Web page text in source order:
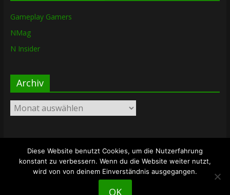
Gameplay Gamers
NMag
N Insider
Archiv
Archiv
Copyright © 2026The Lost Dungeon. Alle Rechte vorbehalten.
Theme: ColorMag vonThemeGrill. Bereitgestellt von
WordPress
Diese Website benutzt Cookies, um die Nutzerfahrung
konstant zu verbessern. Wenn du die Website weiter nutzt,
wird von von deinem Einverständnis ausgegangen.
OK